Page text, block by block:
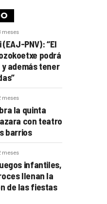
meses
PNV): “El
podrá
además tener
meses
la quinta
con teatro
barrios
meses
infantiles,
llenan la
de las fiestas